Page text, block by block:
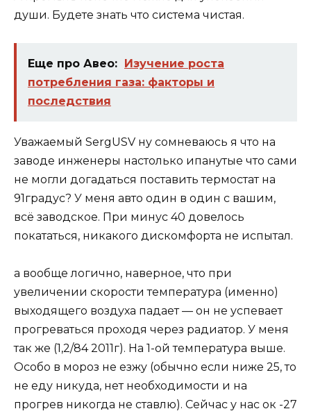
души. Будете знать что система чистая.
Еще про Авео: Изучение роста
потребления газа: факторы и
последствия
Уважаемый SergUSV ну сомневаюсь я что на
заводе инженеры настолько ипанутые что сами
не могли догадаться поставить термостат на
91градус? У меня авто один в один с вашим,
всё заводское. При минус 40 довелось
покататься, никакого дискомфорта не испытал.
а вообще логично, наверное, что при
увеличении скорости температура (именно)
выходящего воздуха падает — он не успевает
прогреваться проходя через радиатор. У меня
так же (1,2/84 2011г). На 1-ой температура выше.
Особо в мороз не езжу (обычно если ниже 25, то
не еду никуда, нет необходимости и на
прогрев никогда не ставлю). Сейчас у нас ок -27